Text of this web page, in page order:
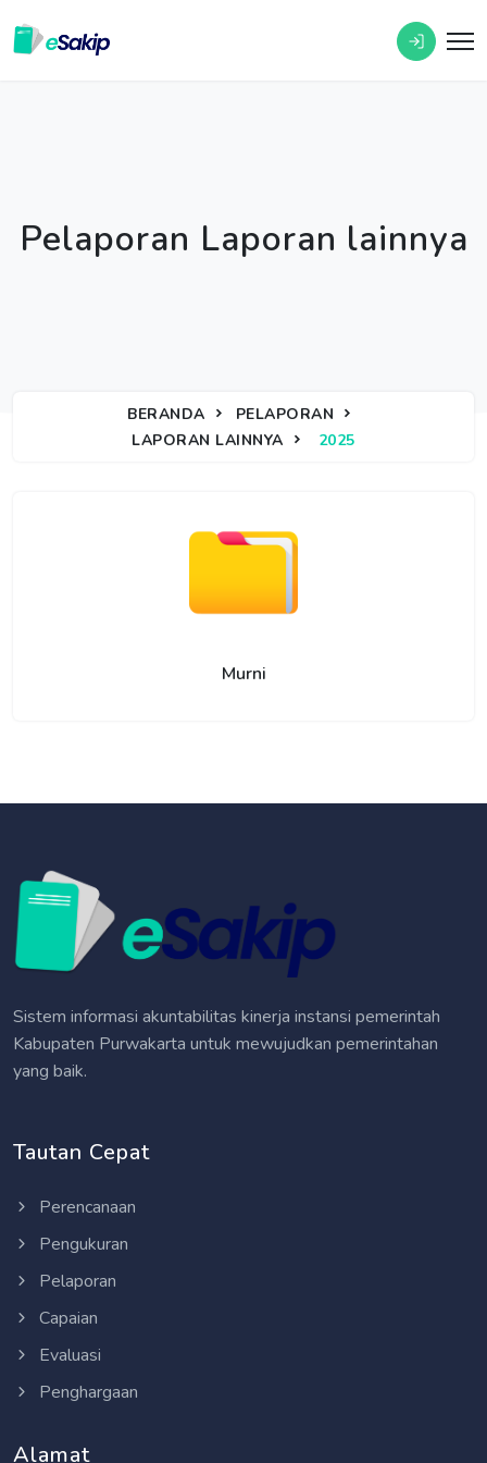
Pelaporan Laporan lainnya
BERANDA
PELAPORAN
LAPORAN LAINNYA
2025
Murni
Sistem informasi akuntabilitas kinerja instansi pemerintah
Kabupaten Purwakarta untuk mewujudkan pemerintahan
yang baik.
Tautan Cepat
Perencanaan
Pengukuran
Pelaporan
Capaian
Evaluasi
Penghargaan
Alamat